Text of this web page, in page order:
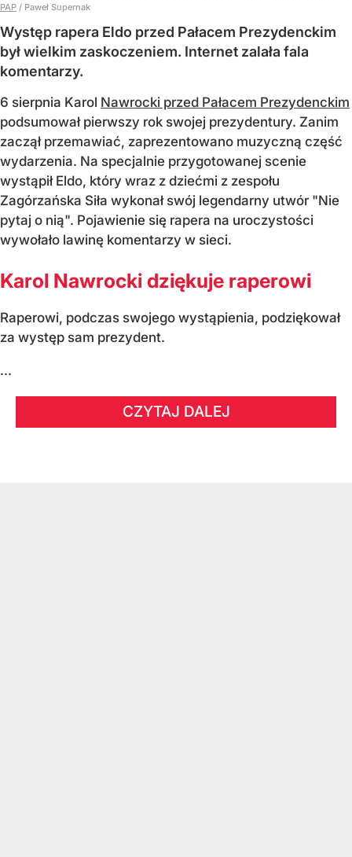
PAP / Paweł Supernak
Występ rapera Eldo przed Pałacem Prezydenckim
był wielkim zaskoczeniem. Internet zalała fala
komentarzy.
6 sierpnia Karol Nawrocki przed Pałacem Prezydenckim
podsumował pierwszy rok swojej prezydentury. Zanim
zaczął przemawiać, zaprezentowano muzyczną część
wydarzenia. Na specjalnie przygotowanej scenie
wystąpił Eldo, który wraz z dziećmi z zespołu
Zagórzańska Siła wykonał swój legendarny utwór "Nie
pytaj o nią". Pojawienie się rapera na uroczystości
wywołało lawinę komentarzy w sieci.
Karol Nawrocki dziękuje raperowi
Raperowi, podczas swojego wystąpienia, podziękował
za występ sam prezydent.
...
CZYTAJ DALEJ